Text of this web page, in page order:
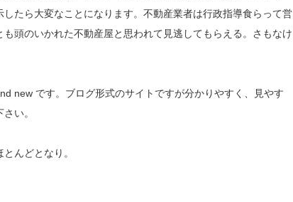
たら大変なことになります。不動産業者は行政指導食らって営
頭のいかれた不動産屋と思われて見逃してもらえる。さもなけ
new です。ブログ形式のサイトですが分かりやすく、見やす
い。
んどとなり。